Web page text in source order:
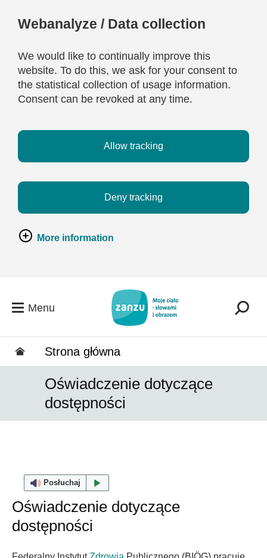
Webanalyze / Data collection
We would like to continually improve this
website. To do this, we ask for your consent to
the statistical collection of usage information.
Consent can be revoked at any time.
Allow tracking
Deny tracking
More information
Menu
Strona główna
Oświadczenie dotyczące
dostępności
Posłuchaj
Oświadczenie dotyczące
dostępności